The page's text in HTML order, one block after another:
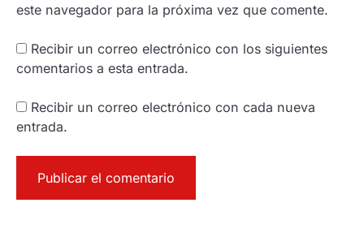
este navegador para la próxima vez que comente.
Recibir un correo electrónico con los siguientes
comentarios a esta entrada.
Recibir un correo electrónico con cada nueva
entrada.